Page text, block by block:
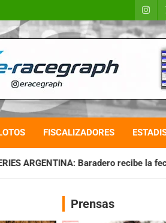
FISCALIZADORES
recibe la fecha especial con
Prensas